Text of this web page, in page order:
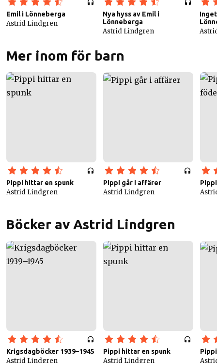
Emil i Lönneberga
Astrid Lindgren
Nya hyss av Emil i
Lönneberga
Astrid Lindgren
Mer inom för barn
Pippi hittar en spunk
Astrid Lindgren
Pippi går i affärer
Astrid Lindgren
Böcker av Astrid Lindgren
Krigsdagböcker 1939–1945
Astrid Lindgren
Pippi hittar en spunk
Astrid Lindgren